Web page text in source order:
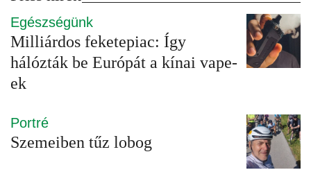
Egészségünk
Milliárdos feketepiac: Így
hálózták be Európát a kínai vape-
ek
Portré
Szemeiben tűz lobog